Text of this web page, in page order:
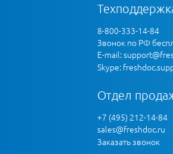
8-800-333-14-84
Звонок по РФ
E-mail:
Skype:
Отдел
+7 (495) 212-14-84
sales@freshdoc.ru
Заказать звонок